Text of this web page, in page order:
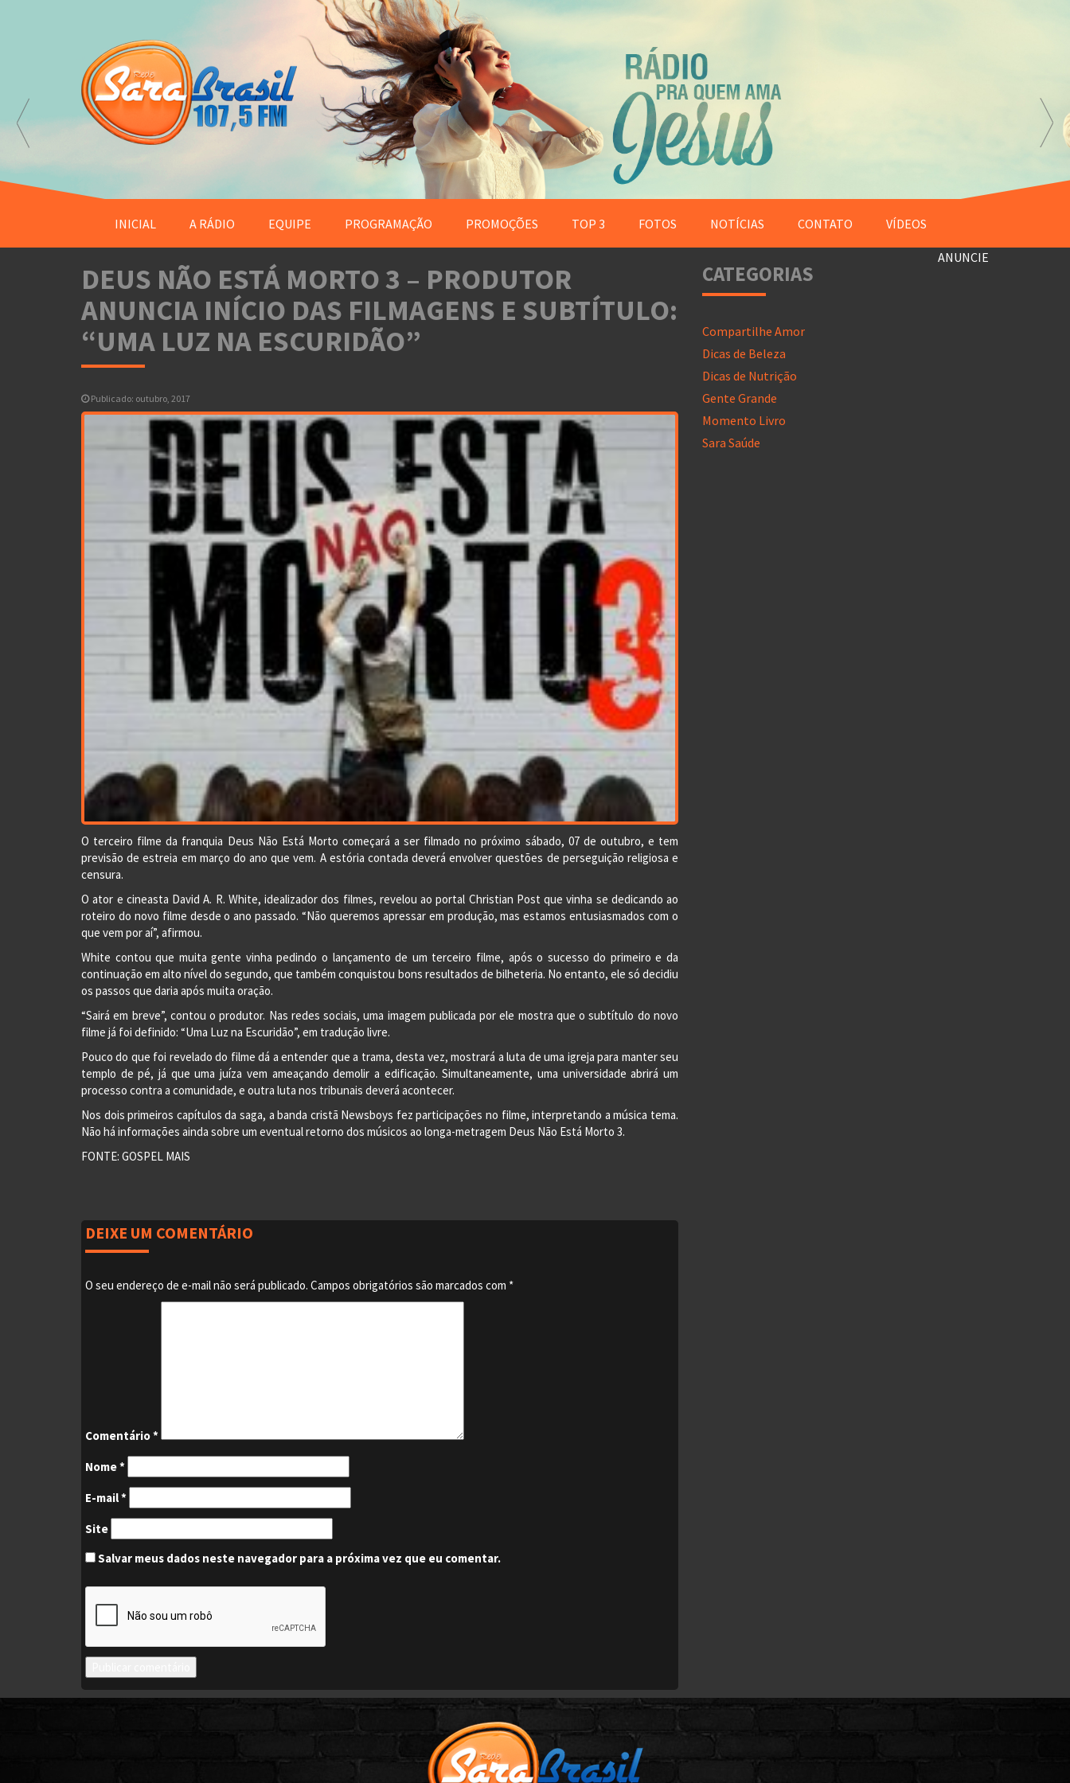
INICIAL A RÁDIO EQUIPE PROGRAMAÇÃO PROMOÇÕES TOP 3 FOTOS NOTÍCIAS CONTATO VÍDEOS
ANUNCIE
DEUS NÃO ESTÁ MORTO 3 – PRODUTOR
ANUNCIA INÍCIO DAS FILMAGENS E SUBTÍTULO:
“UMA LUZ NA ESCURIDÃO”
Publicado: outubro, 2017
O terceiro filme da franquia Deus Não Está Morto começará a ser filmado no próximo sábado, 07 de outubro, e tem
previsão de estreia em março do ano que vem. A estória contada deverá envolver questões de perseguição religiosa e
censura.
O ator e cineasta David A. R. White, idealizador dos filmes, revelou ao portal Christian Post que vinha se dedicando ao
roteiro do novo filme desde o ano passado. “Não queremos apressar em produção, mas estamos entusiasmados com o
que vem por aí”, afirmou.
White contou que muita gente vinha pedindo o lançamento de um terceiro filme, após o sucesso do primeiro e da
continuação em alto nível do segundo, que também conquistou bons resultados de bilheteria. No entanto, ele só decidiu
os passos que daria após muita oração.
“Sairá em breve”, contou o produtor. Nas redes sociais, uma imagem publicada por ele mostra que o subtítulo do novo
filme já foi definido: “Uma Luz na Escuridão”, em tradução livre.
Pouco do que foi revelado do filme dá a entender que a trama, desta vez, mostrará a luta de uma igreja para manter seu
templo de pé, já que uma juíza vem ameaçando demolir a edificação. Simultaneamente, uma universidade abrirá um
processo contra a comunidade, e outra luta nos tribunais deverá acontecer.
Nos dois primeiros capítulos da saga, a banda cristã Newsboys fez participações no filme, interpretando a música tema.
Não há informações ainda sobre um eventual retorno dos músicos ao longa-metragem Deus Não Está Morto 3.
FONTE: GOSPEL MAIS
DEIXE UM COMENTÁRIO
O seu endereço de e-mail não será publicado. Campos obrigatórios são marcados com *
Comentário*
Nome*
E-mail*
Site
Salvar meus dados neste navegador para a próxima vez que eu comentar.
CATEGORIAS
Compartilhe Amor
Dicas de Beleza
Dicas de Nutrição
Gente Grande
Momento Livro
Sara Saúde